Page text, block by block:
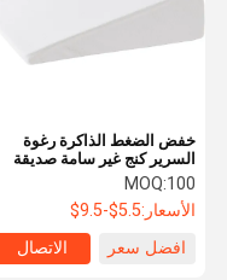
خفض الضغط الذاكرة رغوة
السرير كنج غير سامة صديقة
للبيئة للنوم العميق
MOQ:100
الأسعار:5.5$-9.5$
افضل سعر
الاتصال